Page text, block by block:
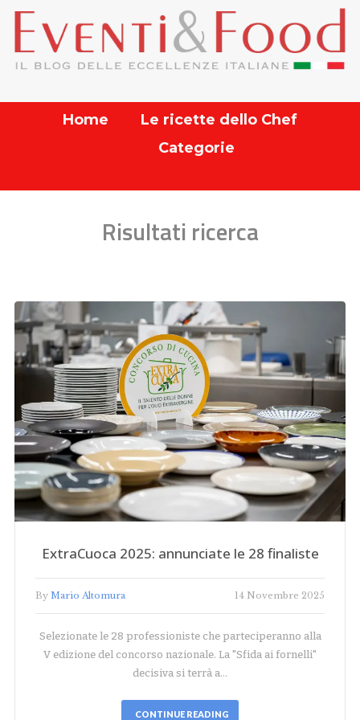
Home
Le ricette dello Chef
Categorie
Risultati ricerca
ExtraCuoca 2025: annunciate le 28 finaliste
By Mario Altomura 14 Novembre 2025
Selezionate le 28 professioniste che parteciperanno alla
V edizione del concorso nazionale. La "Sfida ai fornelli"
decisiva si terrà a…
CONTINUE READING